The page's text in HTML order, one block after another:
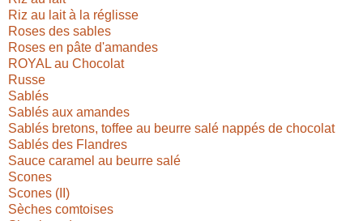
Riz au lait à la réglisse
Roses des sables
Roses en pâte d'amandes
ROYAL au Chocolat
Russe
Sablés
Sablés aux amandes
Sablés bretons, toffee au beurre salé nappés de chocolat
Sablés des Flandres
Sauce caramel au beurre salé
Scones
Scones (II)
Sèches comtoises